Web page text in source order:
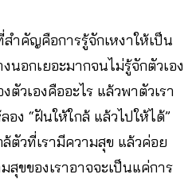
สำคัญคือการรู้จักเหงาให้เป็น
นอกเยอะมากจนไม่รู้จักตัวเอง
วเองคืออะไร แล้วพาตัวเรา
ง “ฝันให้ใกล้ แล้วไปให้ได้”
ตัวที่เรามีความสุข แล้วค่อย
ขของเราอาจจะเป็นแค่การ